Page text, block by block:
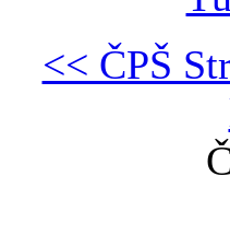
<< ČPŠ